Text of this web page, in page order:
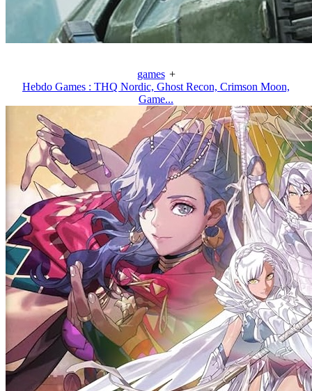
games +
Hebdo Games : THQ Nordic, Ghost Recon, Crimson Moon,
Game...